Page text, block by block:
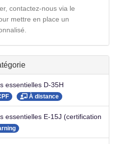
contactez-nous via le
mettre en place un
essentielles D-35H
À distance
essentielles E-15J (certification